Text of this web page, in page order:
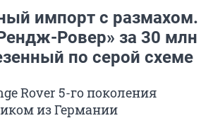
импорт с размахом.
Ровер» за 30 млн
по серой схеме
Rover 5-го поколения
из Германии